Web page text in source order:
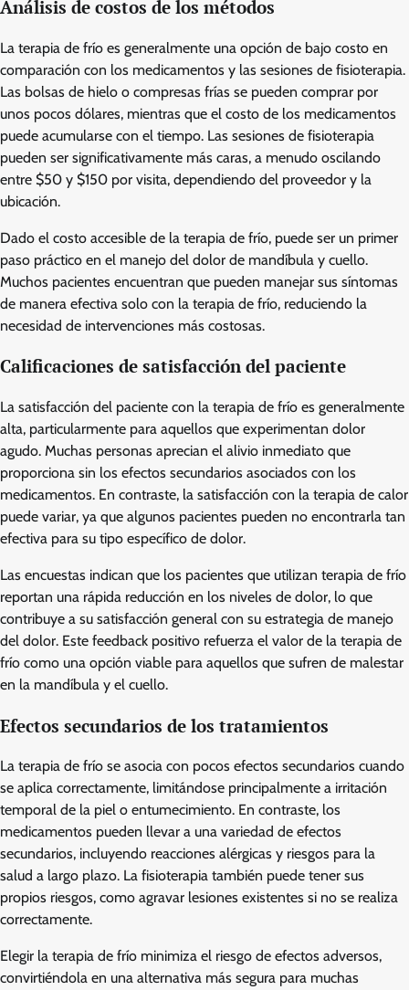
Análisis de costos de los métodos
La terapia de frío es generalmente una opción de bajo costo en
comparación con los medicamentos y las sesiones de fisioterapia.
Las bolsas de hielo o compresas frías se pueden comprar por
unos pocos dólares, mientras que el costo de los medicamentos
puede acumularse con el tiempo. Las sesiones de fisioterapia
pueden ser significativamente más caras, a menudo oscilando
entre $50 y $150 por visita, dependiendo del proveedor y la
ubicación.
Dado el costo accesible de la terapia de frío, puede ser un primer
paso práctico en el manejo del dolor de mandíbula y cuello.
Muchos pacientes encuentran que pueden manejar sus síntomas
de manera efectiva solo con la terapia de frío, reduciendo la
necesidad de intervenciones más costosas.
Calificaciones de satisfacción del paciente
La satisfacción del paciente con la terapia de frío es generalmente
alta, particularmente para aquellos que experimentan dolor
agudo. Muchas personas aprecian el alivio inmediato que
proporciona sin los efectos secundarios asociados con los
medicamentos. En contraste, la satisfacción con la terapia de calor
puede variar, ya que algunos pacientes pueden no encontrarla tan
efectiva para su tipo específico de dolor.
Las encuestas indican que los pacientes que utilizan terapia de frío
reportan una rápida reducción en los niveles de dolor, lo que
contribuye a su satisfacción general con su estrategia de manejo
del dolor. Este feedback positivo refuerza el valor de la terapia de
frío como una opción viable para aquellos que sufren de malestar
en la mandíbula y el cuello.
Efectos secundarios de los tratamientos
La terapia de frío se asocia con pocos efectos secundarios cuando
se aplica correctamente, limitándose principalmente a irritación
temporal de la piel o entumecimiento. En contraste, los
medicamentos pueden llevar a una variedad de efectos
secundarios, incluyendo reacciones alérgicas y riesgos para la
salud a largo plazo. La fisioterapia también puede tener sus
propios riesgos, como agravar lesiones existentes si no se realiza
correctamente.
Elegir la terapia de frío minimiza el riesgo de efectos adversos,
convirtiéndola en una alternativa más segura para muchas